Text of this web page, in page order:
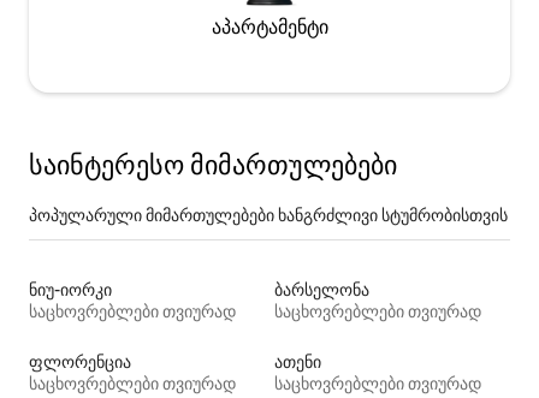
აპარტამენტი
საინტერესო მიმართულებები
პოპულარული მიმართულებები ხანგრძლივი სტუმრობისთვის
ნიუ-იორკი
საცხოვრებლები თვიურად
ბარსელონა
საცხოვრებლები თვიურად
ფლორენცია
საცხოვრებლები თვიურად
ათენი
საცხოვრებლები თვიურად